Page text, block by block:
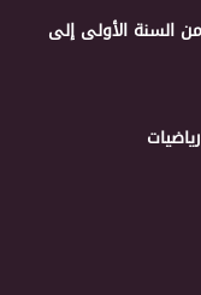
من السنة الأولى إلى